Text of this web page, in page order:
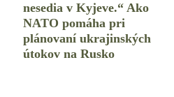
nesedia v Kyjeve.“ Ako
NATO pomáha pri
plánovaní ukrajinských
útokov na Rusko